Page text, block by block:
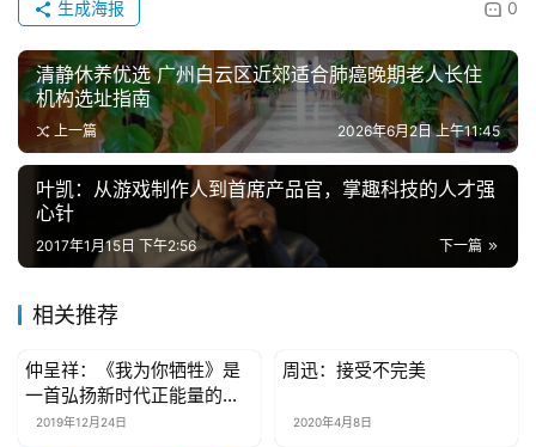
时
健
康
资
讯
关
我
系
0
生成海报
清静休养优选 广州白云区近郊适合肺癌晚期老人长住
机构选址指南
上一篇 2026年6月2日 上午11:45
叶凯：从游戏制作人到首席产品官，掌趣科技的人才强
心针
下一篇
2017年1月15日 下午2:56
相关推荐
娱乐综艺
仲呈祥：《我为你牺牲》是
一首弘扬新时代正能量的正
气诗歌
2019年12月24日
娱乐综艺
周迅：接受不完美
2020年4月8日